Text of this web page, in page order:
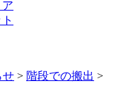
せ > 階段での搬出 >